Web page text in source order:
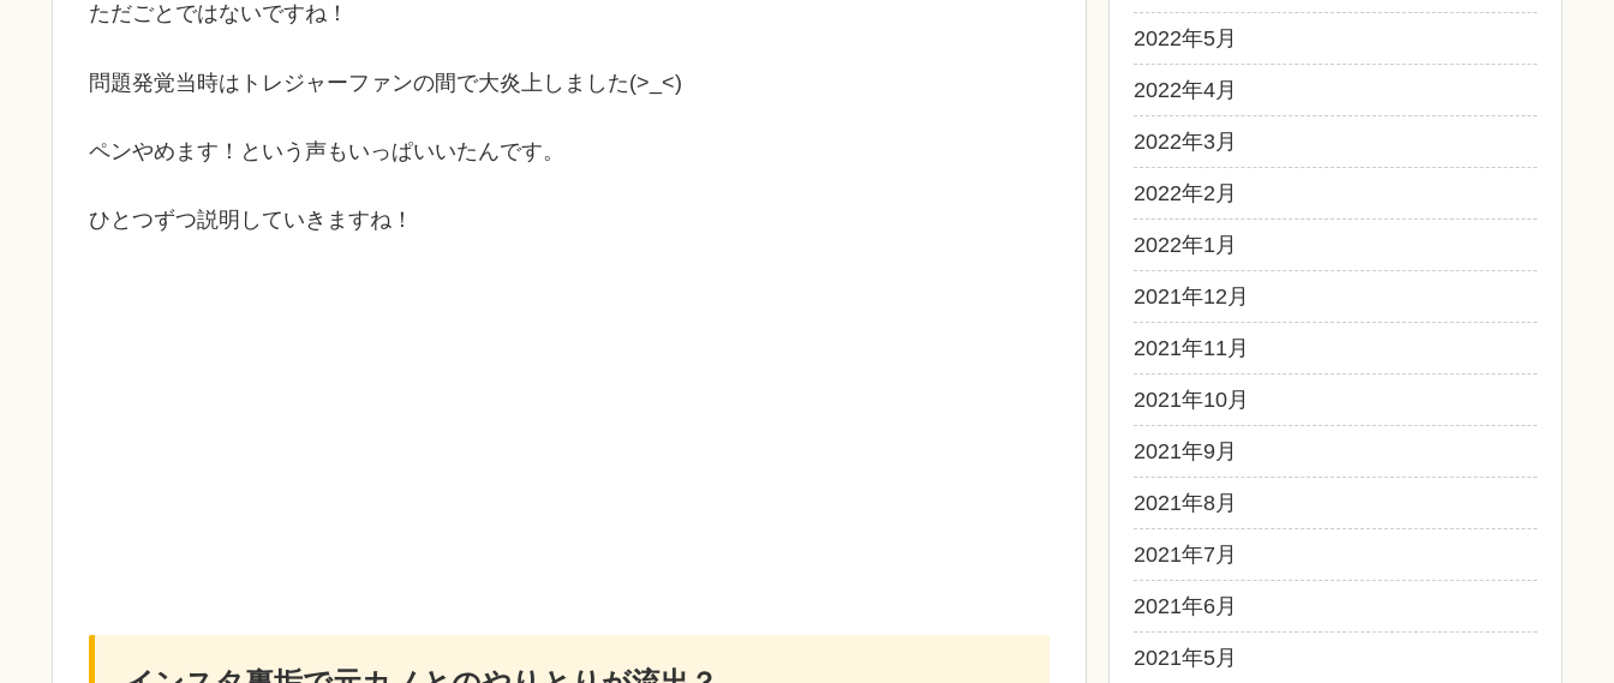
ただごとではないですね！
問題発覚当時はトレジャーファンの間で大炎上しました(>_<)
ペンやめます！という声もいっぱいいたんです。
ひとつずつ説明していきますね！
2022年5月
2022年4月
2022年3月
2022年2月
2022年1月
2021年12月
2021年11月
2021年10月
2021年9月
2021年8月
2021年7月
2021年6月
2021年5月